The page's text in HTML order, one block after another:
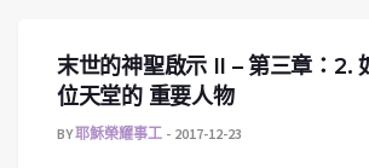
末世的神聖啟示 II – 第三章：2.
位天堂的 重要人物
BY耶穌榮耀事工 2017-12-23